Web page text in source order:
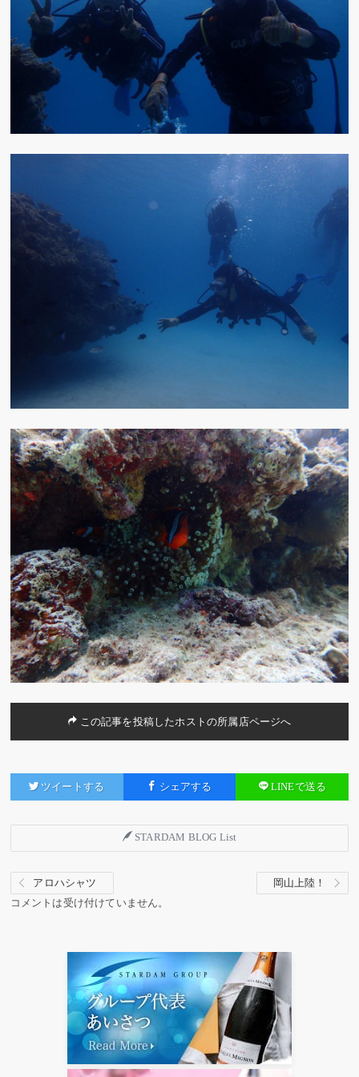
この記事を投稿したホストの所属店ページへ
ツイートする シェアする LINEで送る
STARDAM BLOG List
アロハシャツ
岡山上陸！
コメントは受け付けていません。